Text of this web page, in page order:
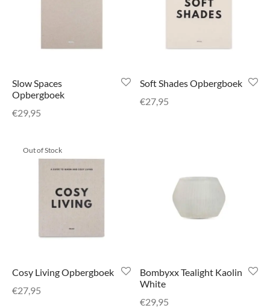
Slow Spaces
Opbergboek
€29,95
Soft Shades Opbergboek
€27,95
Out of Stock
Cosy Living Opbergboek
€27,95
Bombyxx Tealight Kaolin
White
€29,95